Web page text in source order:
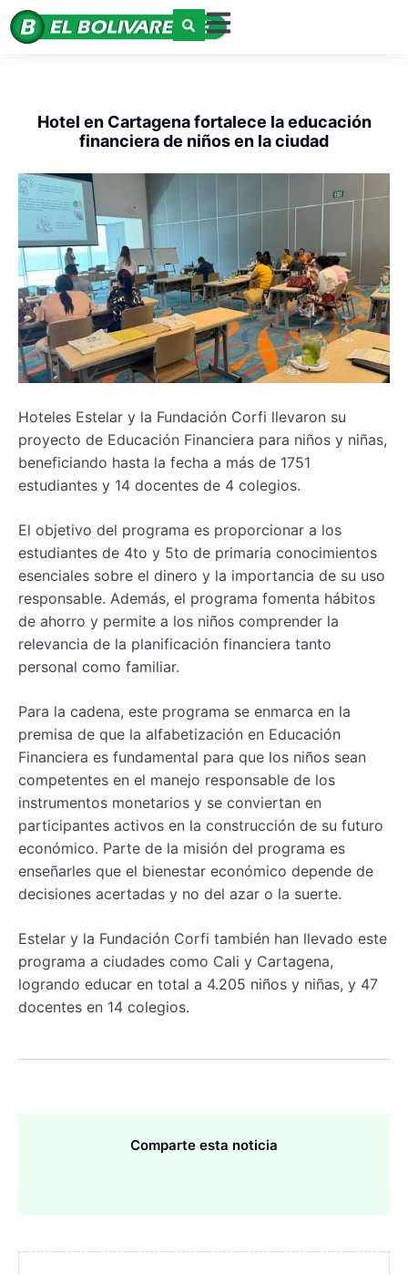
Hotel en Cartagena fortalece la educación
financiera de niños en la ciudad
Hoteles Estelar y la Fundación Corfi llevaron su
proyecto de Educación Financiera para niños y niñas,
beneficiando hasta la fecha a más de 1751
estudiantes y 14 docentes de 4 colegios.
El objetivo del programa es proporcionar a los
estudiantes de 4to y 5to de primaria conocimientos
esenciales sobre el dinero y la importancia de su uso
responsable. Además, el programa fomenta hábitos
de ahorro y permite a los niños comprender la
relevancia de la planificación financiera tanto
personal como familiar.
Para la cadena, este programa se enmarca en la
premisa de que la alfabetización en Educación
Financiera es fundamental para que los niños sean
competentes en el manejo responsable de los
instrumentos monetarios y se conviertan en
participantes activos en la construcción de su futuro
económico. Parte de la misión del programa es
enseñarles que el bienestar económico depende de
decisiones acertadas y no del azar o la suerte.
Estelar y la Fundación Corfi también han llevado este
programa a ciudades como Cali y Cartagena,
logrando educar en total a 4.205 niños y niñas, y 47
docentes en 14 colegios.
Comparte esta noticia